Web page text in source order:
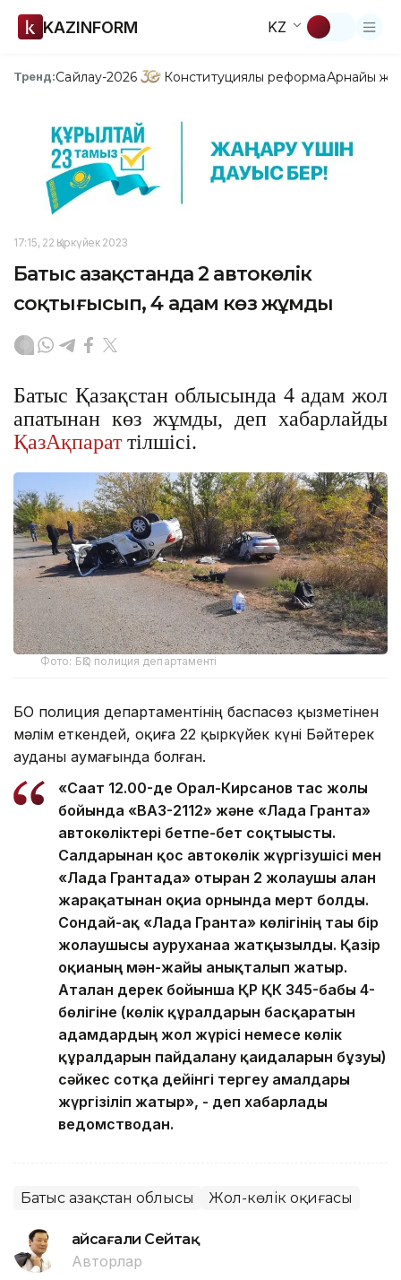
KAZINFORM KZ
Тренд:Сайлау-2026 Конституциялық реформаАрнайы
17:15, 22 Қыркүйек 2023
Батыс Қазақстанда 2 автокөлік
соқтығысып, 4 адам көз жұмды
Батыс Қазақстан облысында 4 адам жол
апатынан көз жұмды, деп хабарлайды
ҚазАқпараттілшісі.
Фото: БҚО полиция департаменті
БҚО полиция департаментінің баспасөз қызметінен
мәлім еткендей, оқиға 22 қыркүйек күні Бәйтерек
ауданы аумағында болған.
«Сағат 12.00-де Орал-Кирсанов тас жолы
бойында «ВАЗ-2112» және «Лада Гранта»
автокөліктері бетпе-бет соқтығысты.
Салдарынан қос автокөлік жүргізушісі мен
«Лада Грантада» отырған 2 жолаушы алған
жарақатынан оқиға орнында мерт болды.
Сондай-ақ «Лада Гранта» көлігінің тағы бір
жолаушысы ауруханаға жатқызылды. Қазір
оқиғаның мән-жайы анықталып жатыр.
Аталған дерек бойынша ҚР ҚК 345-бабы 4-
бөлігіне (көлiк құралдарын басқаратын
адамдардың жол жүрісі немесе көлiк
құралдарын пайдалану қағидаларын бұзуы)
сәйкес сотқа дейінгі тергеу амалдары
жүргізіліп жатыр», - деп хабарлады
ведомстводан.
Батыс Қазақстан облысы Жол-көлік оқиғасы
Ғайсағали Сейтақ
Авторлар